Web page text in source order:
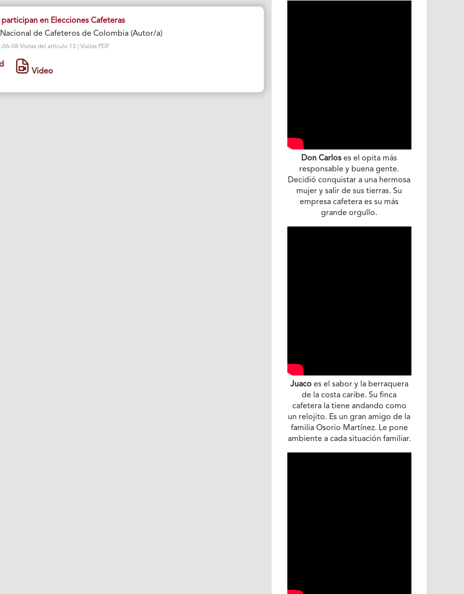
participan en Elecciones Cafeteras
de Cafeteros de Colombia (Autor/a)
06-08 Visitas del artículo 13 | Visitas PDF
Video
Don Carlos es el opita más
responsable y buena gente.
Decidió conquistar a una hermosa
mujer y salir de sus tierras. Su
empresa cafetera es su más
grande orgullo.
Juacoes el sabor y la berraquera
de la costa caribe. Su finca
cafetera la tiene andando como
un relojito. Es un gran amigo de la
familia Osorio Martínez. Le pone
ambiente a cada situación familiar.